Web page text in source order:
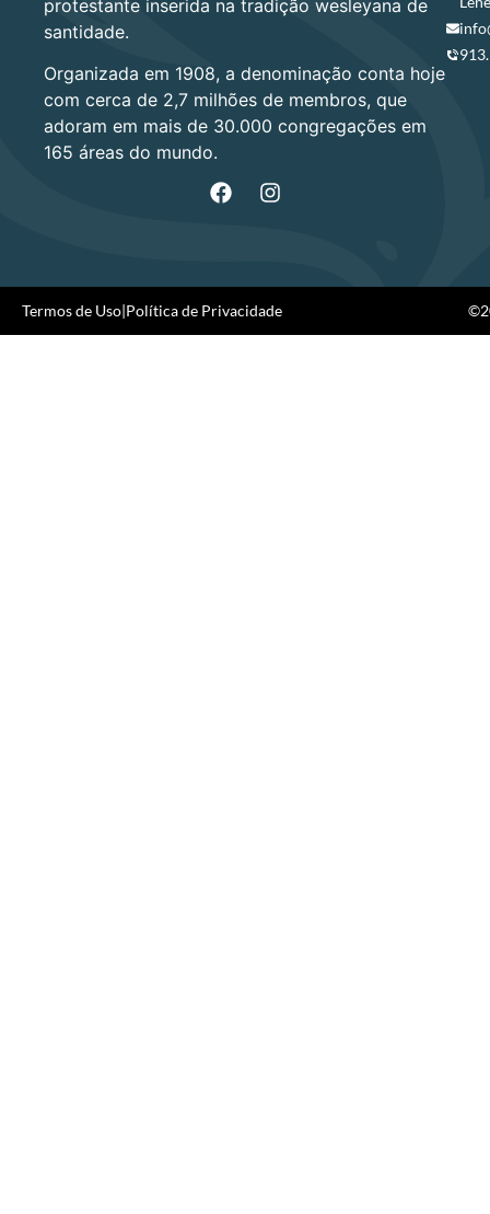
protestante inserida na tradição wesleyana de
santidade.
Organizada em 1908, a denominação conta hoje
com cerca de 2,7 milhões de membros, que
adoram em mais de 30.000 congregações em
165 áreas do mundo.
Termos de Uso|Política de Privacidade